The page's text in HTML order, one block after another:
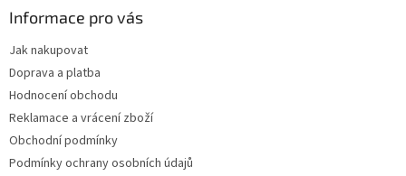
Informace pro vás
Jak nakupovat
Doprava a platba
Hodnocení obchodu
Reklamace a vrácení zboží
Obchodní podmínky
Podmínky ochrany osobních údajů